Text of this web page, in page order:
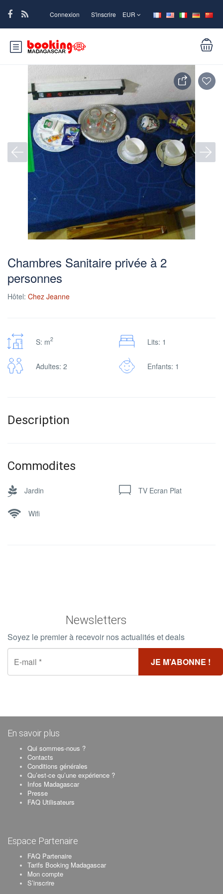
Connexion S'inscrire EUR
Chambres Sanitaire privée à 2
personnes
Hôtel: Chez Jeanne
S: m2 Lits: 1
Adultes: 2 Enfants: 1
Description
Commodites
Jardin TV Ecran Plat
Wifi
Newsletters
Soyez le premier à recevoir nos actualités et deals
En savoir plus
Qui sommes-nous ?
Contacts
Conditions générales
Qu’est-ce qu’une expérience ?
Infos Madagascar
Presse
FAQ Utilisateurs
Espace Partenaire
FAQ Partenaire
Tarifs Booking Madagascar
Mon compte
S’inscrire